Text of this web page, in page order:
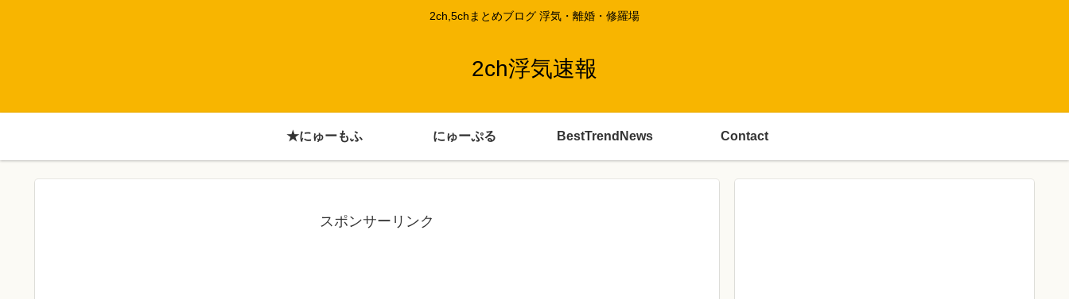
2ch,5chまとめブログ 浮気・離婚・修羅場
2ch浮気速報
★にゅーもふ にゅーぷる BestTrendNews Contact
スポンサーリンク